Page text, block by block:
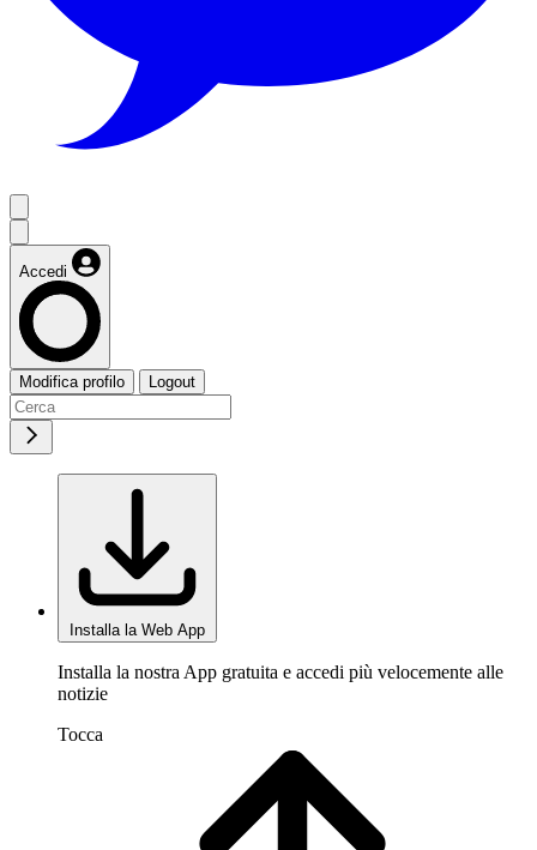
Accedi
Modifica profilo Logout
Installa la Web App
Installa la nostra App gratuita e accedi più velocemente alle
notizie
Tocca